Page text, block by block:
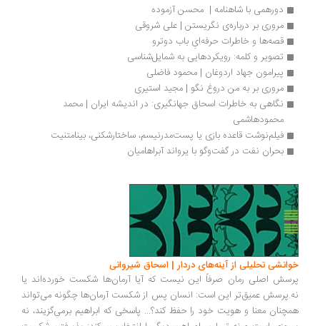
دورهمی با شاهنامه |  محسن آزموده
مروری بر درباره‌ی نگریستن | علی شروقی
قصه‌ها و خاطرات حرفه‌ایِ باب دوترو
تصویر و کلمه: رویکردهایی به شمایل‌شناسی
پیرامون جهاد اردوغان | محمود فاضلی
مروری بر به من دروغ نگو | مجید استیری
محمودهاشمی
فیلم‌نوشت قاعده بازی یا پست‌مدرنیسم، ساختارشکنی، بینامتنیت
بحران نفت در گفت‌وگو با یرواند آبراهامیان
تحلیلی از آینه‌های دردار | اسحاق شیروانی
اصلی رمان صرفاً این نیست که آیا آرمان‌ها شکست خورده‌اند یا
عمیق‌تر این است: انسان پس از شکست آرمان‌ها چگونه می‌تواند
معنا و هویت خود را حفظ کند؟... پاسخی که ابراهیم برمی‌گزیند، نه